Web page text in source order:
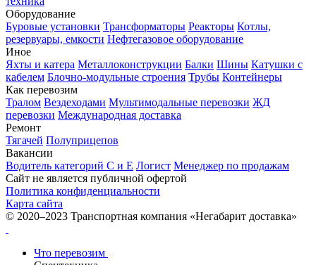
Оборудование
Буровые установки Трансформаторы Реакторы Котлы,
резервуары, емкости Нефтегазовое оборудование
Иное
Яхты и катера Металлоконструкции Балки Шины Катушки с
кабелем Блочно-модульные строения Трубы Контейнеры
Как перевозим
Тралом Вездеходами Мультимодальные перевозки ЖД
перевозки Международная доставка
Ремонт
Тягачей Полуприцепов
Вакансии
Водитель категорий С и Е Логист Менеджер по продажам
Сайт не является публичной офертой
Политика конфиденциальности
Карта сайта
© 2020–2023 Транспортная компания «Негабарит доставка»
Что перевозим